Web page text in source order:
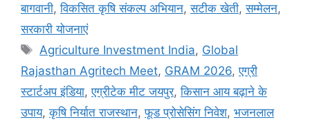
बागवानी,विकसित कृषि संकल्प अभियान,सटीक खेती,सम्मेलन,
सरकारी योजनाएं
Agriculture Investment India, Global
Rajasthan Agritech Meet, GRAM 2026,एग्री
स्टार्टअप इंडिया,एग्रीटेक मीट जयपुर,किसान आय बढ़ाने के
उपाय,कृषि निर्यात राजस्थान,फूड प्रोसेसिंग निवेश, भजनलाल